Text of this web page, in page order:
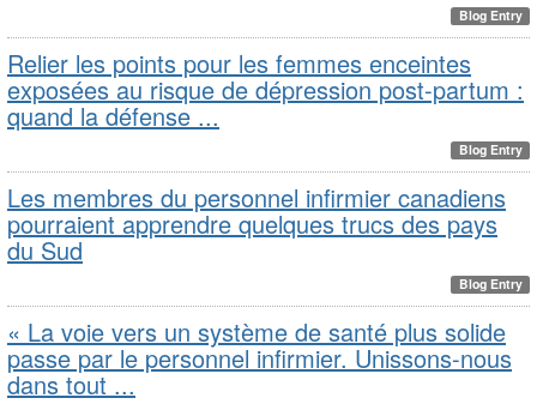
Blog Entry
Relier les points pour les femmes enceintes
exposées au risque de dépression post-partum :
quand la défense ...
Blog Entry
Les membres du personnel infirmier canadiens
pourraient apprendre quelques trucs des pays
du Sud
Blog Entry
« La voie vers un système de santé plus solide
passe par le personnel infirmier. Unissons-nous
dans tout ...